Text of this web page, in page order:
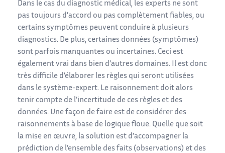
Dans le cas du diagnostic médical, les experts ne sont
pas toujours d’accord ou pas complètement fiables, ou
certains symptômes peuvent conduire à plusieurs
diagnostics. De plus, certaines données (symptômes)
sont parfois manquantes ou incertaines. Ceci est
également vrai dans bien d’autres domaines. Il est donc
très difficile d’élaborer les règles qui seront utilisées
dans le système-expert. Le raisonnement doit alors
tenir compte de l’incertitude de ces règles et des
données. Une façon de faire est de considérer des
raisonnements à base de logique floue. Quelle que soit
la mise en œuvre, la solution est d’accompagner la
prédiction de l’ensemble des faits (observations) et des